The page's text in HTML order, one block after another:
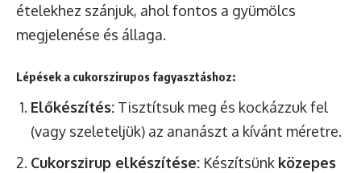
ételekhez szánjuk, ahol fontos a gyümölcs
megjelenése és állaga.
Lépések a cukorszirupos fagyasztáshoz:
Előkészítés: Tisztítsuk meg és kockázzuk fel
(vagy szeleteljük) az ananászt a kívánt méretre.
Cukorszirup elkészítése: Készítsünk közepes